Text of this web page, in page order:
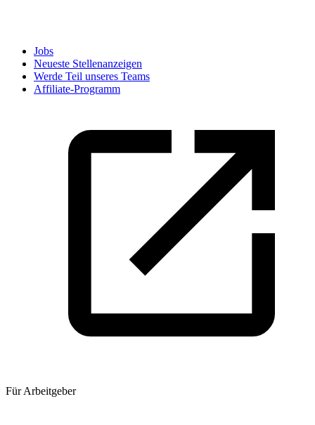
Jobs
Neueste Stellenanzeigen
Werde Teil unseres Teams
Affiliate-Programm
Für Arbeitgeber